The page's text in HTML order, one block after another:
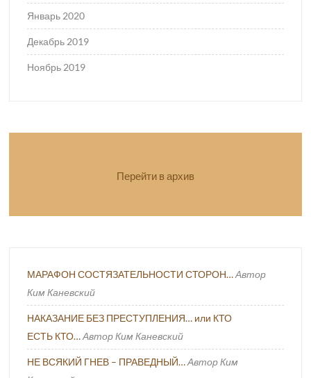
Январь 2020
Декабрь 2019
Ноябрь 2019
Перейти в архив
МАРАФОН СОСТЯЗАТЕЛЬНОСТИ СТОРОН… Автор
Ким Каневский
НАКАЗАНИЕ БЕЗ ПРЕСТУПЛЕНИЯ… или КТО
ЕСТЬ КТО… Автор Ким Каневский
НЕ ВСЯКИЙ ГНЕВ – ПРАВЕДНЫЙ… Автор Ким